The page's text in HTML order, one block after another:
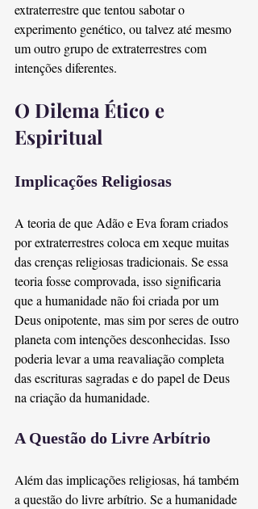
extraterrestre que tentou sabotar o
experimento genético, ou talvez até mesmo
um outro grupo de extraterrestres com
intenções diferentes.
O Dilema Ético e
Espiritual
Implicações Religiosas
A teoria de que Adão e Eva foram criados
por extraterrestres coloca em xeque muitas
das crenças religiosas tradicionais. Se essa
teoria fosse comprovada, isso significaria
que a humanidade não foi criada por um
Deus onipotente, mas sim por seres de outro
planeta com intenções desconhecidas. Isso
poderia levar a uma reavaliação completa
das escrituras sagradas e do papel de Deus
na criação da humanidade.
A Questão do Livre Arbítrio
Além das implicações religiosas, há também
a questão do livre arbítrio. Se a humanidade